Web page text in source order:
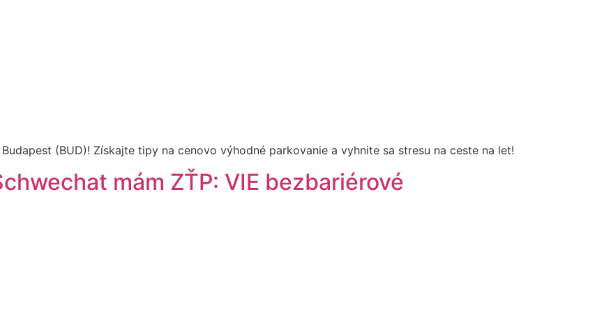
(BUD)! Získajte tipy na cenovo výhodné parkovanie a vyhnite sa stresu na ceste na let!
mám ZŤP: VIE bezbariérové